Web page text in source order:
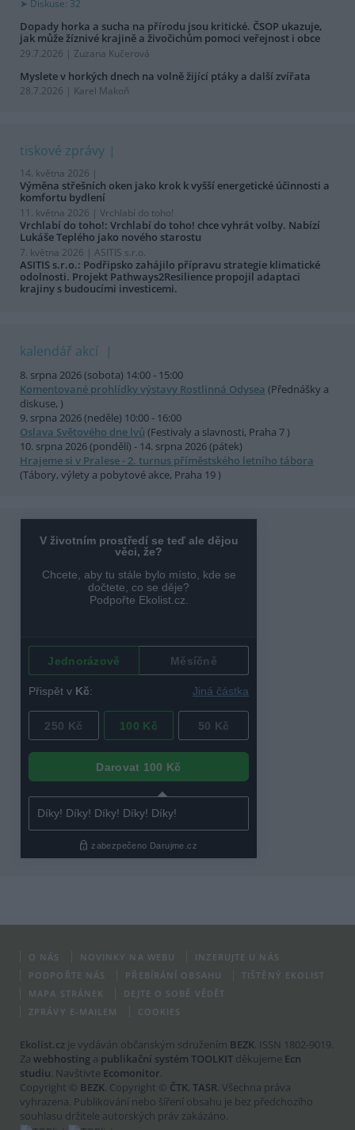
Diskuse: 32
Dopady horka a sucha na přírodu jsou kritické. ČSOP ukazuje,
jak může žíznivé krajině a živočichům pomoci veřejnost i obce
29.7.2026 | Zuzana Kučerová
Myslete v horkých dnech na volně žijící ptáky a další zvířata
28.7.2026 | Karel Makoň
tiskové zprávy
14. května 2026 |
Výměna střešních oken jako krok k vyšší energetické účinnosti a
komfortu bydlení
11. května 2026 | Vrchlabí do toho!
Vrchlabí do toho!: Vrchlabí do toho! chce vyhrát volby. Nabízí
Lukáše Teplého jako nového starostu
7. května 2026 | ASITIS s.r.o.
ASITIS s.r.o.: Podřipsko zahájilo přípravu strategie klimatické
odolnosti. Projekt Pathways2Resilience propojil adaptaci
krajiny s budoucími investicemi.
kalendář akcí
8. srpna 2026 (sobota) 14:00 - 15:00
Komentované prohlídky výstavy Rostlinná Odysea (Přednášky a
diskuse, )
9. srpna 2026 (neděle) 10:00 - 16:00
Oslava Světového dne lvů (Festivaly a slavnosti, Praha 7 )
10. srpna 2026 (pondělí) - 14. srpna 2026 (pátek)
Hrajeme si v Pralese - 2. turnus příměstského letního tábora
(Tábory, výlety a pobytové akce, Praha 19 )
O NÁS NOVINKY NA WEBU
INZERUJTE U NÁS
PODPOŘTE NÁS
PŘEBÍRÁNÍ OBSAHU
TIŠTĚNÝ EKOLIST
MAPA STRÁNEK
DEJTE O SOBĚ VĚDĚT
ZPRÁVY E-MAILEM
COOKIES
Ekolist.cz je vydáván občanským sdružením BEZK. ISSN 1802-9019.
Za webhosting a publikační systém TOOLKIT děkujeme Ecn
studiu. Navštivte Ecomonitor.
Copyright © BEZK. Copyright © ČTK, TASR. Všechna práva
vyhrazena. Publikování nebo šíření obsahu je bez předchozího
souhlasu držitele autorských práv zakázáno.